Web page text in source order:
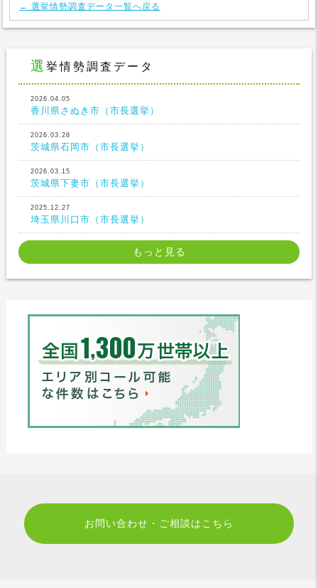
← 選挙情勢調査データ一覧へ戻る
選挙情勢調査データ
2026.04.05
香川県さぬき市（市長選挙）
2026.03.28
茨城県石岡市（市長選挙）
2026.03.15
茨城県下妻市（市長選挙）
2025.12.27
埼玉県川口市（市長選挙）
もっと見る
お問い合わせ・ご相談はこちら